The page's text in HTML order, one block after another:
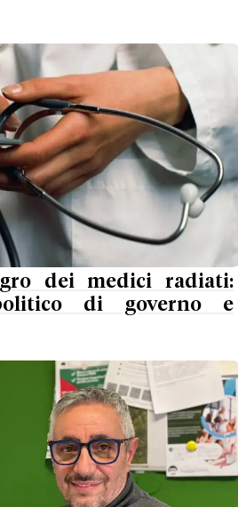
dei medici radiati:
di governo e